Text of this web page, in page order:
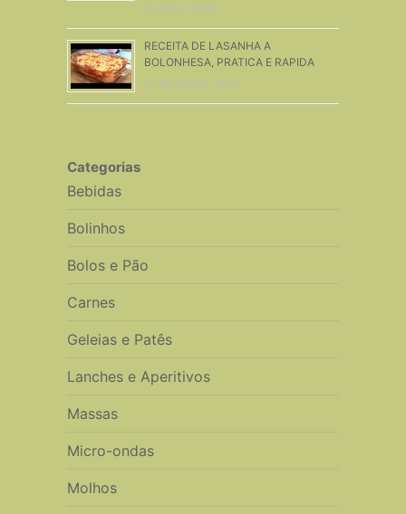
14 Julho, 2020
RECEITA DE LASANHA A
BOLONHESA, PRATICA E RAPIDA
22 Novembro, 2017
Categorias
Bebidas
Bolinhos
Bolos e Pão
Carnes
Geleias e Patês
Lanches e Aperitivos
Massas
Micro-ondas
Molhos